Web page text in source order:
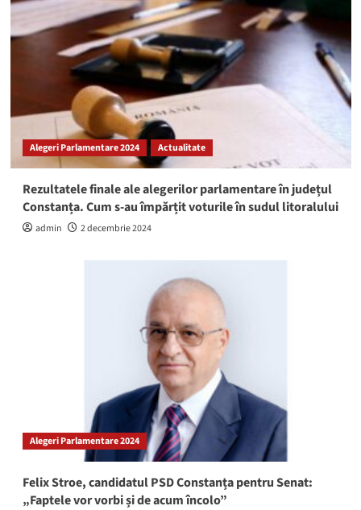
Alegeri Parlamentare 2024 Actualitate
Rezultatele finale ale alegerilor parlamentare în județul
Constanța. Cum s-au împărțit voturile în sudul litoralului
admin 2 decembrie 2024
Alegeri Parlamentare 2024
Felix Stroe, candidatul PSD Constanța pentru Senat:
„Faptele vor vorbi și de acum încolo”